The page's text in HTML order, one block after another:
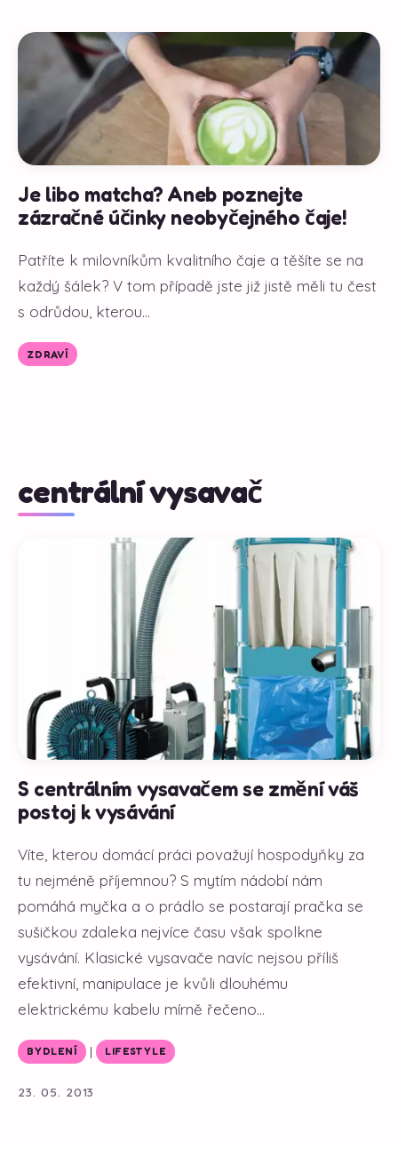
Je libo matcha? Aneb poznejte
zázračné účinky neobyčejného čaje!
Patříte k milovníkům kvalitního čaje a těšíte se na
každý šálek? V tom případě jste již jistě měli tu čest
s odrůdou, kterou...
ZDRAVÍ
centrální vysavač
S centrálním vysavačem se změní váš
postoj k vysávání
Víte, kterou domácí práci považují hospodyňky za
tu nejméně příjemnou? S mytím nádobí nám
pomáhá myčka a o prádlo se postarají pračka se
sušičkou zdaleka nejvíce času však spolkne
vysávání. Klasické vysavače navíc nejsou příliš
efektivní, manipulace je kvůli dlouhému
elektrickému kabelu mírně řečeno...
BYDLENÍ | LIFESTYLE
23. 05. 2013